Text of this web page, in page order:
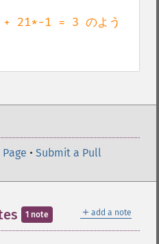
21*-1 = 3 のよう
• Submit a Pull
＋ add a note
1 note